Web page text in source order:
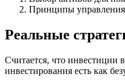
Принципы управления
Реальные
Считается, что инвестиции
инвестирования есть как